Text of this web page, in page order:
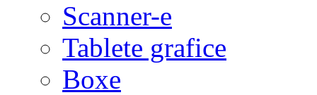
Scanner-e
Tablete grafice
Boxe